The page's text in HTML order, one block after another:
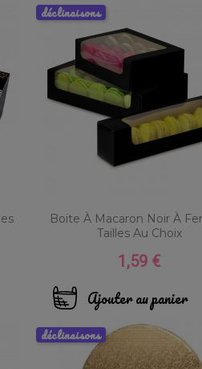
Boite À Macaron Noir À
Tailles Au Choix
Prix
1,59 €
Ajouter au panier
déclinaisons
déclinaisons